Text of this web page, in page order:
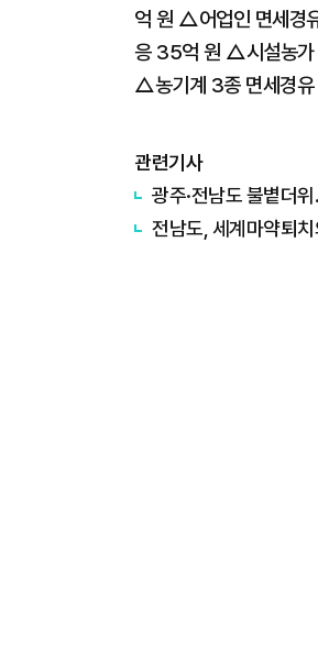
억 원 △어업인 면세경
응 35억 원 △시설농가
△농기계 3종 면세경유
관련기사
광주·전남도 불볕더
전남도, 세계마약퇴